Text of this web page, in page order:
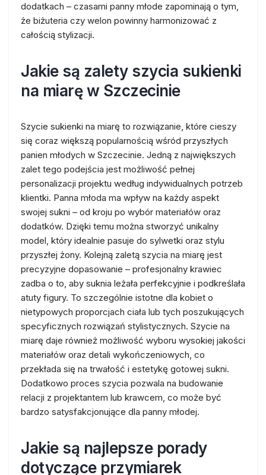
dodatkach – czasami panny młode zapominają o tym,
że biżuteria czy welon powinny harmonizować z
całością stylizacji.
Jakie są zalety szycia sukienki
na miarę w Szczecinie
Szycie sukienki na miarę to rozwiązanie, które cieszy
się coraz większą popularnością wśród przyszłych
panien młodych w Szczecinie. Jedną z największych
zalet tego podejścia jest możliwość pełnej
personalizacji projektu według indywidualnych potrzeb
klientki. Panna młoda ma wpływ na każdy aspekt
swojej sukni – od kroju po wybór materiałów oraz
dodatków. Dzięki temu można stworzyć unikalny
model, który idealnie pasuje do sylwetki oraz stylu
przyszłej żony. Kolejną zaletą szycia na miarę jest
precyzyjne dopasowanie – profesjonalny krawiec
zadba o to, aby suknia leżała perfekcyjnie i podkreślała
atuty figury. To szczególnie istotne dla kobiet o
nietypowych proporcjach ciała lub tych poszukujących
specyficznych rozwiązań stylistycznych. Szycie na
miarę daje również możliwość wyboru wysokiej jakości
materiałów oraz detali wykończeniowych, co
przekłada się na trwałość i estetykę gotowej sukni.
Dodatkowo proces szycia pozwala na budowanie
relacji z projektantem lub krawcem, co może być
bardzo satysfakcjonujące dla panny młodej.
Jakie są najlepsze porady
dotyczące przymiarek